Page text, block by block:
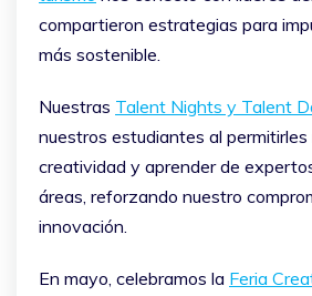
compartieron estrategias para
más sostenible.
Nuestras Talent Nights y Talent
nuestros estudiantes al permitirles
creatividad y aprender de
áreas, reforzando nuestro
innovación.
En mayo, celebramos la Feria